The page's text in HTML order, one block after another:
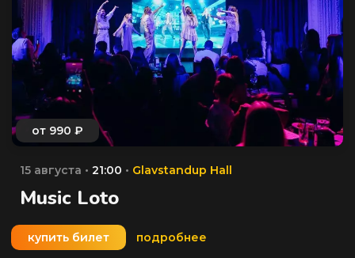
15 августа • 21:00 • Glavstandup Hall
Music Loto
купить билет подробнее